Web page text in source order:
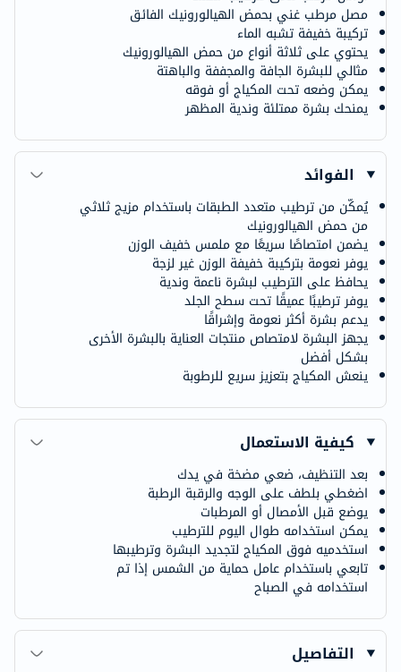
مصل مرطب غني بحمض الهيالورونيك الفائق
تركيبة خفيفة تشبه الماء
يحتوي على ثلاثة أنواع من حمض الهيالورونيك
مثالي للبشرة الجافة والمجففة والباهتة
يمكن وضعه تحت المكياج أو فوقه
يمنحك بشرة ممتلئة وندية المظهر
الفوائد
يُمكّن من ترطيب متعدد الطبقات باستخدام مزيج ثلاثي
من حمض الهيالورونيك
يضمن امتصاصًا سريعًا مع ملمس خفيف الوزن
يوفر نعومة بتركيبة خفيفة الوزن غير لزجة
يحافظ على الترطيب لبشرة ناعمة وندية
يوفر ترطيبًا عميقًا تحت سطح الجلد
يدعم بشرة أكثر نعومة وإشراقًا
يجهز البشرة لامتصاص منتجات العناية بالبشرة الأخرى
بشكل أفضل
ينعش المكياج بتعزيز سريع للرطوبة
كيفية الاستعمال
بعد التنظيف، ضعي مضخة في يدك
اضغطي بلطف على الوجه والرقبة الرطبة
يوضع قبل الأمصال أو المرطبات
يمكن استخدامه طوال اليوم للترطيب
استخدميه فوق المكياج لتجديد البشرة وترطيبها
تابعي باستخدام عامل حماية من الشمس إذا تم
استخدامه في الصباح
التفاصيل